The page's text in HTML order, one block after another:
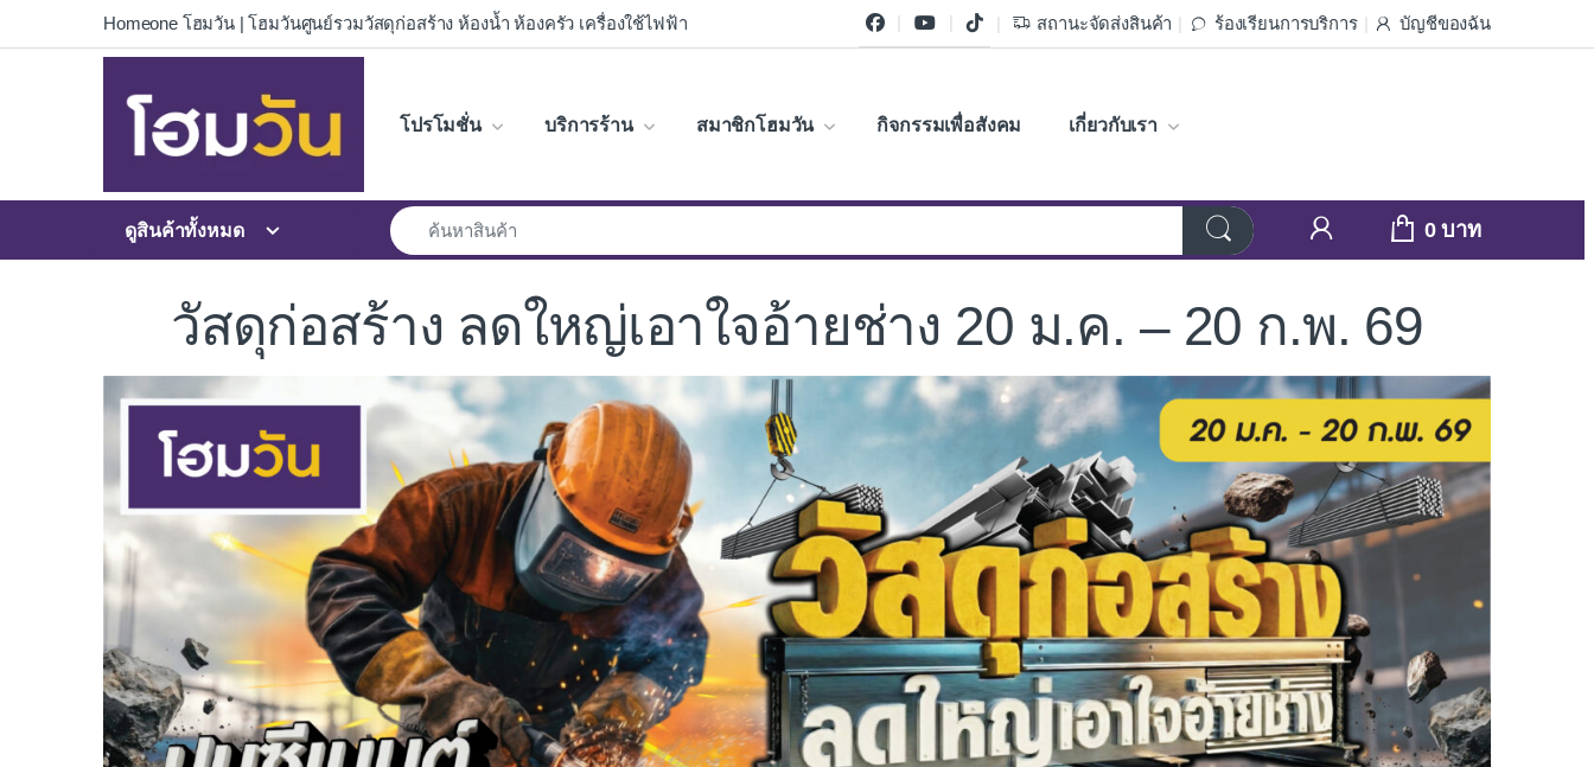
Skip to navigation
Skip to contentHomeone โฮมวัน | โฮมวันศูนย์รวมวัสดุก่อสร้าง ห้องน้ำ ห้องครัว เครื่องใช้ไฟฟ้า สถานะจัดส่งสินค้า ร้องเรียนการบริการ บัญชีของฉัน
โปรโมชั่น บริการร้าน สมาชิกโฮมวัน กิจกรรมเพื่อสังคม เกี่ยวกับเรา
ดูสินค้าทั้งหมด 0
วัสดุก่อสร้าง ลดใหญ่เอาใจอ้ายช่าง 20 ม.ค. – 20 ก.พ. 69